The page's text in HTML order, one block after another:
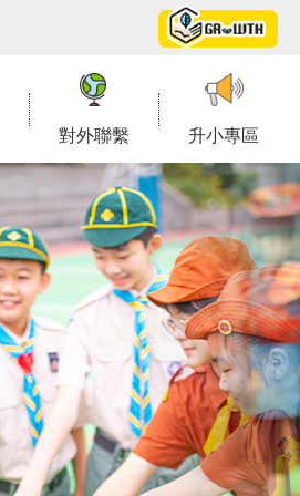
對外聯繫 升小專區